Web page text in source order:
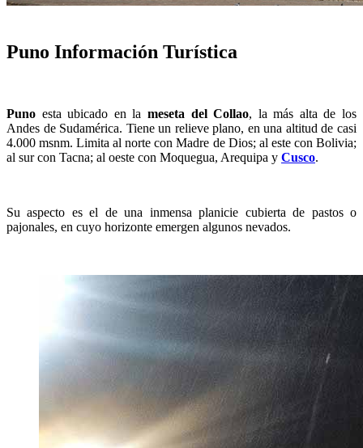
Puno Información Turística
Puno esta ubicado en la meseta del Collao, la más alta de los
Andes de Sudamérica. Tiene un relieve plano, en una altitud de casi
4.000 msnm. Limita al norte con Madre de Dios; al este con Bolivia;
al sur con Tacna; al oeste con Moquegua, Arequipa y Cusco.
Su aspecto es el de una inmensa planicie cubierta de pastos o
pajonales, en cuyo horizonte emergen algunos nevados.